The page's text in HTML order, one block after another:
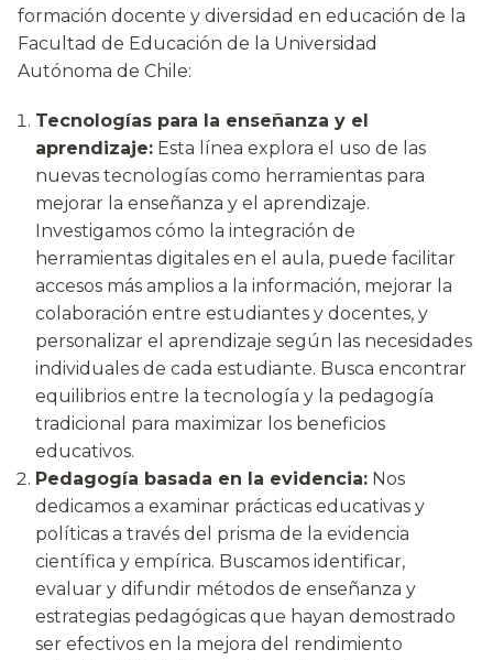
formación docente y diversidad en educación de la
Facultad de Educación de la Universidad
Autónoma de Chile:
Tecnologías para la enseñanza y el
aprendizaje: Esta línea explora el uso de las
nuevas tecnologías como herramientas para
mejorar la enseñanza y el aprendizaje.
Investigamos cómo la integración de
herramientas digitales en el aula, puede facilitar
accesos más amplios a la información, mejorar la
colaboración entre estudiantes y docentes, y
personalizar el aprendizaje según las necesidades
individuales de cada estudiante. Busca encontrar
equilibrios entre la tecnología y la pedagogía
tradicional para maximizar los beneficios
educativos.
Pedagogía basada en la evidencia: Nos
dedicamos a examinar prácticas educativas y
políticas a través del prisma de la evidencia
científica y empírica. Buscamos identificar,
evaluar y difundir métodos de enseñanza y
estrategias pedagógicas que hayan demostrado
ser efectivos en la mejora del rendimiento